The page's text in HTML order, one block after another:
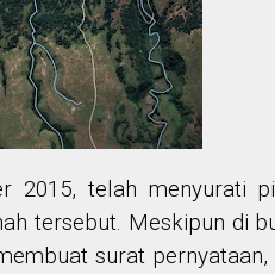
2015, telah menyurati
tersebut. Meskipun di
surat